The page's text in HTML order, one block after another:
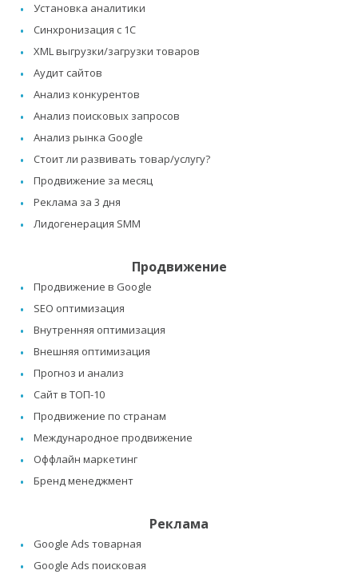
Установка аналитики
Синхронизация с 1C
XML выгрузки/загрузки товаров
Аудит сайтов
Анализ конкурентов
Анализ поисковых запросов
Анализ рынка Google
Стоит ли развивать товар/услугу?
Продвижение за месяц
Реклама за 3 дня
Лидогенерация SMM
Продвижение
Продвижение в Google
SEO оптимизация
Внутренняя оптимизация
Внешняя оптимизация
Прогноз и анализ
Сайт в ТОП-10
Продвижение по странам
Международное продвижение
Оффлайн маркетинг
Бренд менеджмент
Реклама
Google Ads товарная
Google Ads поисковая